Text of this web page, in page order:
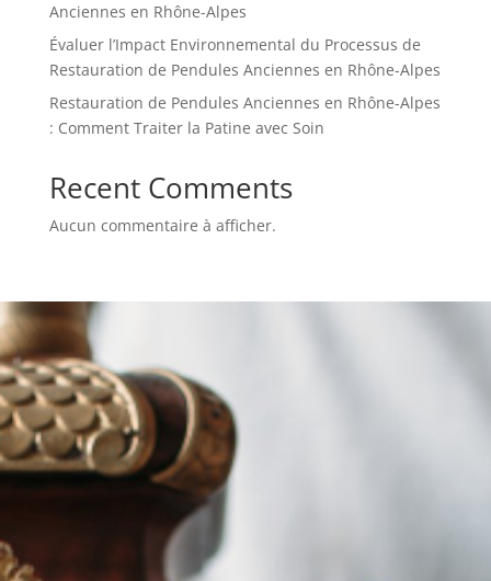
Anciennes en Rhône-Alpes
Évaluer l’Impact Environnemental du Processus de
Restauration de Pendules Anciennes en Rhône-Alpes
Restauration de Pendules Anciennes en Rhône-Alpes
: Comment Traiter la Patine avec Soin
Recent Comments
Aucun commentaire à afficher.
Renseignez-vous
sur nos services
Demander votre
devis gratuit